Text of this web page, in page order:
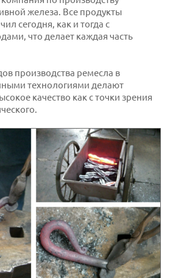
железа. Все продукты
сегодня, как и тогда с
что делает каждая часть
производства ремесла в
технологиями делают
качество как с точки зрения